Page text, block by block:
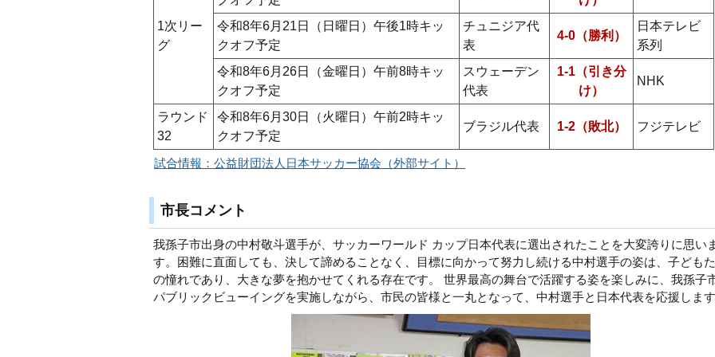
1次リー
グ
令和8年6月21日（日曜日）午後1時キッ
クオフ予定
チュニジア代
表
4-0（勝利）
日本テレビ
系列
令和8年6月26日（金曜日）午前8時キッ
クオフ予定
スウェーデン
代表
1-1（引き分
け）
NHK
ラウンド
32
令和8年6月30日（火曜日）午前2時キッ
クオフ予定
ブラジル代表 1-2（敗北） フジテレビ
試合情報：公益財団法人日本サッカー協会（外部サイト）
市長コメント
我孫子市出身の中村敬斗選手が、サッカーワールド カップ日本代表に選出されたことを大変誇りに思い
す。困難に直面しても、決して諦めることなく、目標に向かって努力し続ける中村選手の姿は、子ども
の憧れであり、大きな夢を抱かせてくれる存在です。 世界最高の舞台で活躍する姿を楽しみに、我孫子
パブリックビューイングを実施しながら、市民の皆様と一丸となって、中村選手と日本代表を応援します